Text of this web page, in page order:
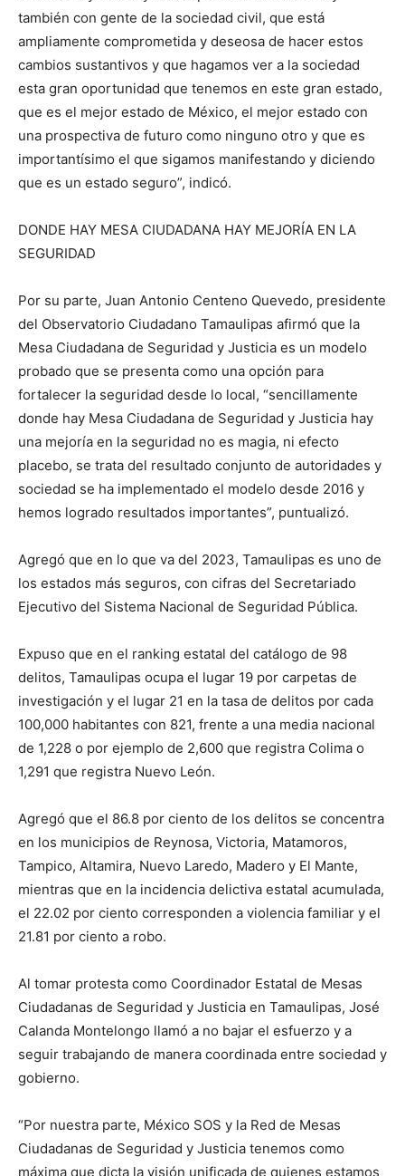
también con gente de la sociedad civil, que está
ampliamente comprometida y deseosa de hacer estos
cambios sustantivos y que hagamos ver a la sociedad
esta gran oportunidad que tenemos en este gran estado,
que es el mejor estado de México, el mejor estado con
una prospectiva de futuro como ninguno otro y que es
importantísimo el que sigamos manifestando y diciendo
que es un estado seguro”, indicó.
DONDE HAY MESA CIUDADANA HAY MEJORÍA EN LA
SEGURIDAD
Por su parte, Juan Antonio Centeno Quevedo, presidente
del Observatorio Ciudadano Tamaulipas afirmó que la
Mesa Ciudadana de Seguridad y Justicia es un modelo
probado que se presenta como una opción para
fortalecer la seguridad desde lo local, “sencillamente
donde hay Mesa Ciudadana de Seguridad y Justicia hay
una mejoría en la seguridad no es magia, ni efecto
placebo, se trata del resultado conjunto de autoridades y
sociedad se ha implementado el modelo desde 2016 y
hemos logrado resultados importantes”, puntualizó.
Agregó que en lo que va del 2023, Tamaulipas es uno de
los estados más seguros, con cifras del Secretariado
Ejecutivo del Sistema Nacional de Seguridad Pública.
Expuso que en el ranking estatal del catálogo de 98
delitos, Tamaulipas ocupa el lugar 19 por carpetas de
investigación y el lugar 21 en la tasa de delitos por cada
100,000 habitantes con 821, frente a una media nacional
de 1,228 o por ejemplo de 2,600 que registra Colima o
1,291 que registra Nuevo León.
Agregó que el 86.8 por ciento de los delitos se concentra
en los municipios de Reynosa, Victoria, Matamoros,
Tampico, Altamira, Nuevo Laredo, Madero y El Mante,
mientras que en la incidencia delictiva estatal acumulada,
el 22.02 por ciento corresponden a violencia familiar y el
21.81 por ciento a robo.
Al tomar protesta como Coordinador Estatal de Mesas
Ciudadanas de Seguridad y Justicia en Tamaulipas, José
Calanda Montelongo llamó a no bajar el esfuerzo y a
seguir trabajando de manera coordinada entre sociedad y
gobierno.
“Por nuestra parte, México SOS y la Red de Mesas
Ciudadanas de Seguridad y Justicia tenemos como
máxima que dicta la visión unificada de quienes estamos